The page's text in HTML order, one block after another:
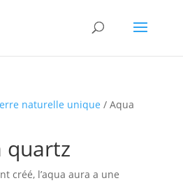
naturelle unique / Aqua
quartz
créé, l’aqua aura a une